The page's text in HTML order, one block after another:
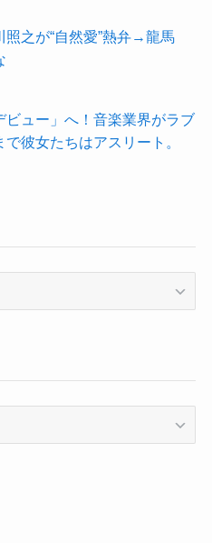
照之が“自然愛”熱弁→龍馬
ビュー」へ！音楽業界がラブ
彼女たちはアスリート。